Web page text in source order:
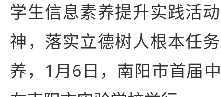
学生信息素养提升实践活
神，落实立德树人根本任
养，1月6日，南阳市首届